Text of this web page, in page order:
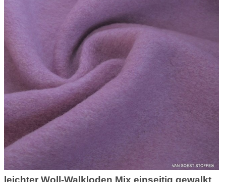
leichter Woll-Walkloden Mix einseitig gewalkt